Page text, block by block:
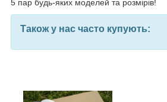
5 пар будь-яких моделей та розмірів!
Також у нас часто купують: